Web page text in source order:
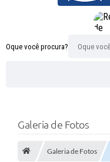
Oque você procura?
Galeria de Fotos
Galeria de Fotos